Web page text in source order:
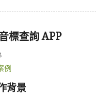
標查詢 APP
例
背景